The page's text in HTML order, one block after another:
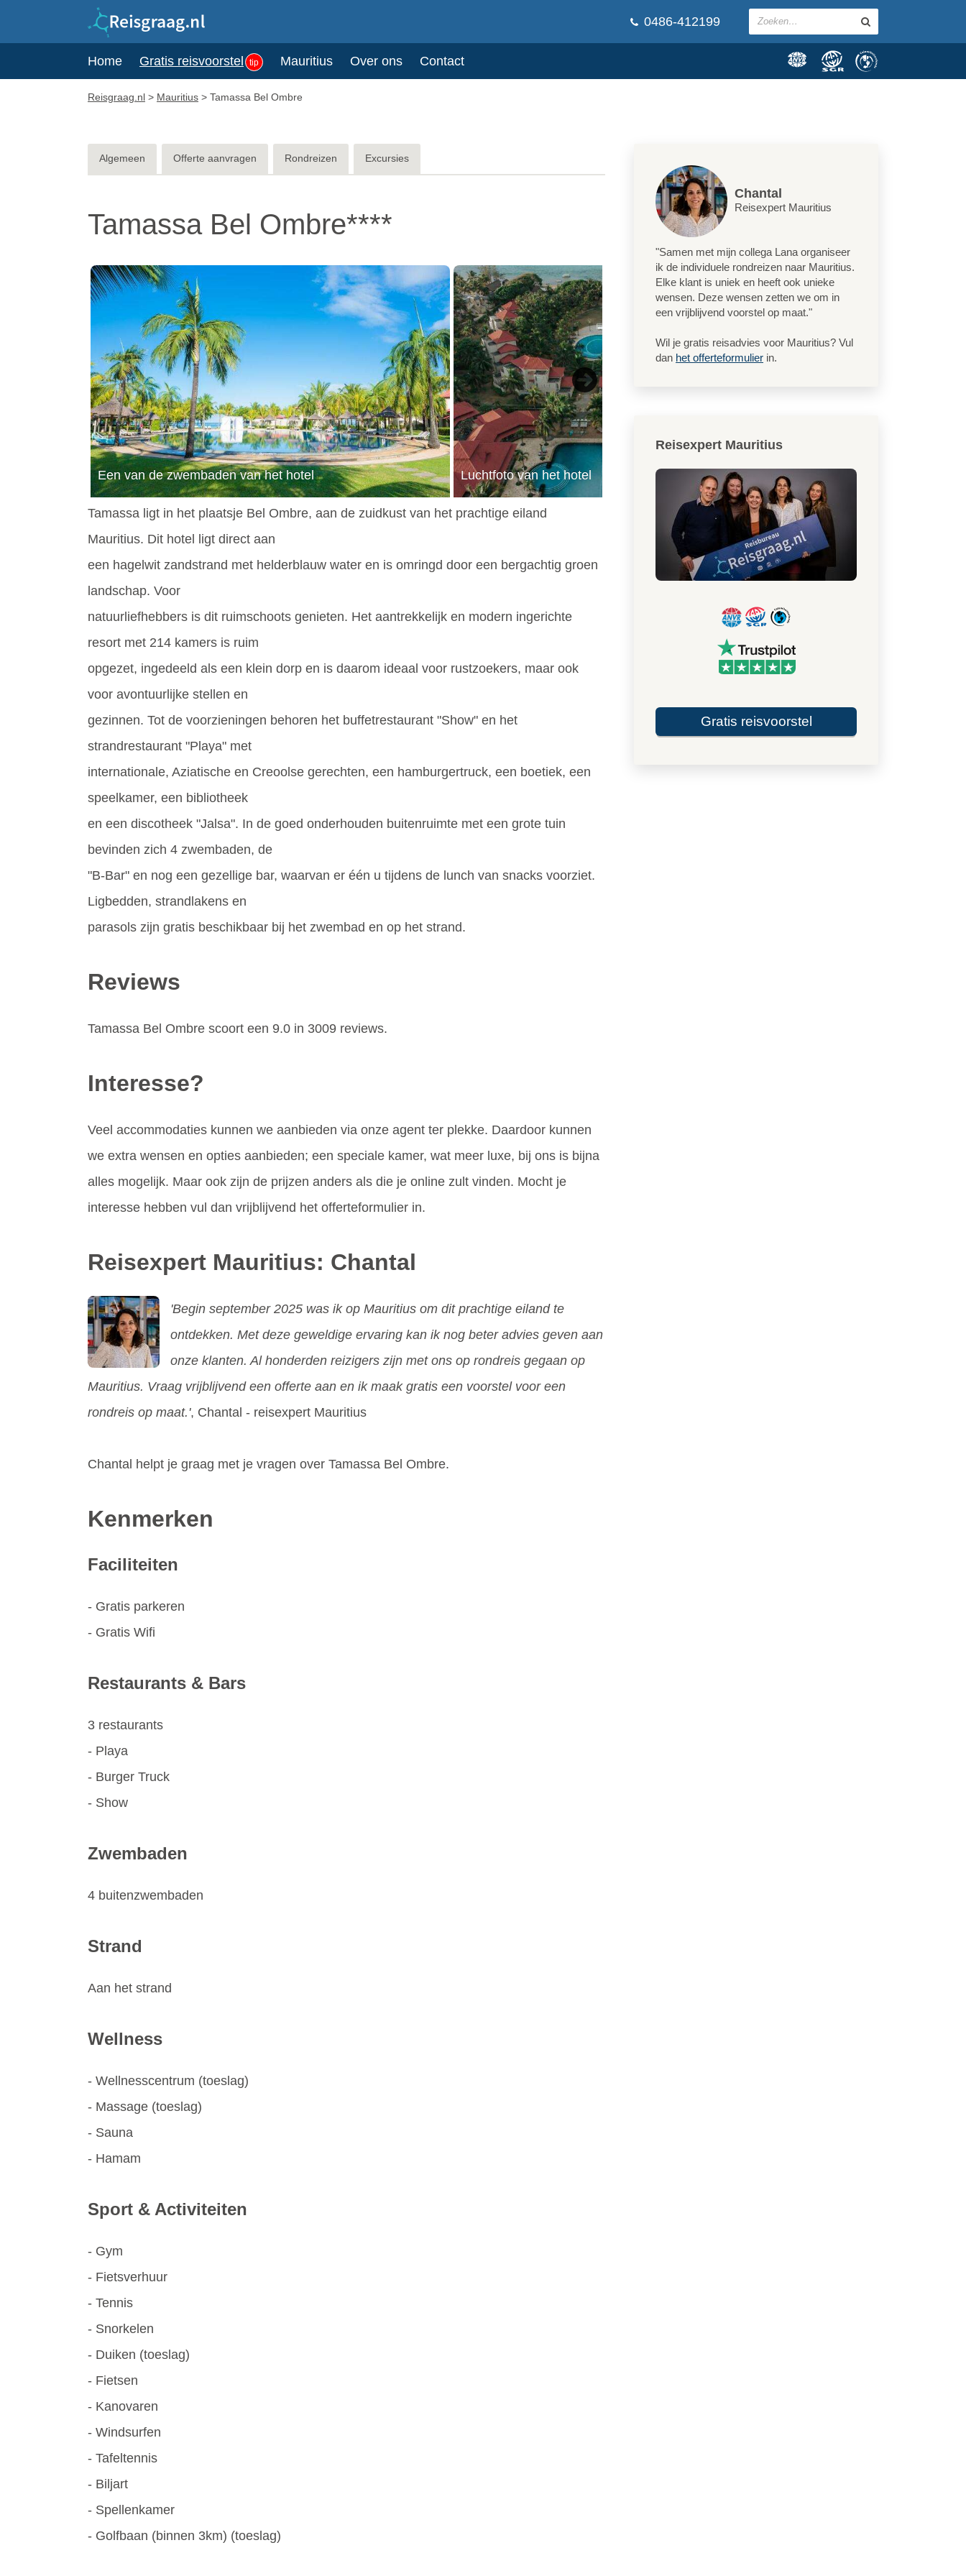
0486-412199
Home Gratis reisvoorstel tip Mauritius Over ons Contact
Reisgraag.nl > Mauritius > Tamassa Bel Ombre
Algemeen Offerte aanvragen Rondreizen Excursies
Tamassa Bel Ombre****
Een van de zwembaden van het hotel Luchtfoto van het hotel Het prachtige strand
Next
Tamassa ligt in het plaatsje Bel Ombre, aan de zuidkust van het prachtige eiland
Mauritius. Dit hotel ligt direct aan
een hagelwit zandstrand met helderblauw water en is omringd door een bergachtig groen
landschap. Voor
natuurliefhebbers is dit ruimschoots genieten. Het aantrekkelijk en modern ingerichte
resort met 214 kamers is ruim
opgezet, ingedeeld als een klein dorp en is daarom ideaal voor rustzoekers, maar ook
voor avontuurlijke stellen en
gezinnen. Tot de voorzieningen behoren het buffetrestaurant "Show" en het
strandrestaurant "Playa" met
internationale, Aziatische en Creoolse gerechten, een hamburgertruck, een boetiek, een
speelkamer, een bibliotheek
en een discotheek "Jalsa". In de goed onderhouden buitenruimte met een grote tuin
bevinden zich 4 zwembaden, de
"B-Bar" en nog een gezellige bar, waarvan er één u tijdens de lunch van snacks voorziet.
Ligbedden, strandlakens en
parasols zijn gratis beschikbaar bij het zwembad en op het strand.
Reviews
Tamassa Bel Ombre scoort een 9.0 in 3009 reviews.
Interesse?
Veel accommodaties kunnen we aanbieden via onze agent ter plekke. Daardoor kunnen
we extra wensen en opties aanbieden; een speciale kamer, wat meer luxe, bij ons is bijna
alles mogelijk. Maar ook zijn de prijzen anders als die je online zult vinden. Mocht je
interesse hebben vul dan vrijblijvend het offerteformulier in.
Reisexpert Mauritius: Chantal
'Begin september 2025 was ik op Mauritius om dit prachtige eiland te
ontdekken. Met deze geweldige ervaring kan ik nog beter advies geven aan
onze klanten. Al honderden reizigers zijn met ons op rondreis gegaan op
Mauritius. Vraag vrijblijvend een offerte aan en ik maak gratis een voorstel voor een
rondreis op maat.', Chantal - reisexpert Mauritius
Chantal helpt je graag met je vragen over Tamassa Bel Ombre.
Kenmerken
Faciliteiten
- Gratis parkeren
- Gratis Wifi
Restaurants & Bars
3 restaurants
- Playa
- Burger Truck
- Show
Zwembaden
4 buitenzwembaden
Strand
Aan het strand
Wellness
- Wellnesscentrum (toeslag)
- Massage (toeslag)
- Sauna
- Hamam
Sport & Activiteiten
- Gym
- Fietsverhuur
- Tennis
- Snorkelen
- Duiken (toeslag)
- Fietsen
- Kanovaren
- Windsurfen
- Tafeltennis
- Biljart
- Spellenkamer
- Golfbaan (binnen 3km) (toeslag)
Chantal
Reisexpert Mauritius
"Samen met mijn collega Lana organiseer
ik de individuele rondreizen naar Mauritius.
Elke klant is uniek en heeft ook unieke
wensen. Deze wensen zetten we om in
een vrijblijvend voorstel op maat."
Wil je gratis reisadvies voor Mauritius? Vul
dan het offerteformulier in.
Reisexpert Mauritius
Gratis reisvoorstel